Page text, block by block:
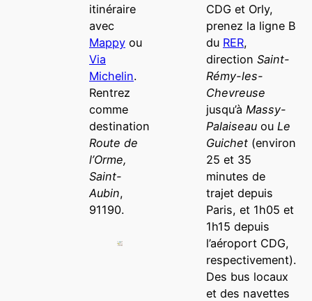
itinéraire
avec
Mappy ou
Via
Michelin.
Rentrez
comme
destination
Route de
l’Orme,
Saint-
Aubin,
91190.
CDG et Orly,
prenez la ligne B
du RER,
direction Saint-
Rémy-les-
Chevreuse
jusqu’à Massy-
Palaiseau ou Le
Guichet (environ
25 et 35
minutes de
trajet depuis
Paris, et 1h05 et
1h15 depuis
l’aéroport CDG,
respectivement).
Des bus locaux
et des navettes